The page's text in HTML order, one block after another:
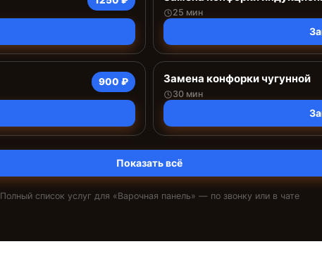
25 мин
900 ₽ Замена конфорки чугунной
30 мин
Показать всё
Полный список услуг для «Варочная панель» — по звонку или в чате